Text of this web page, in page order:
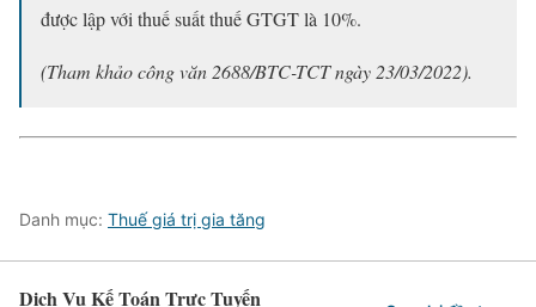
được lập với thuế suất thuế GTGT là 10%.
(Tham khảo công văn 2688/BTC-TCT ngày 23/03/2022).
Danh mục: Thuế giá trị gia tăng
Dịch Vụ Kế Toán Trực Tuyến